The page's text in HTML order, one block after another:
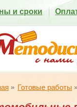
и сроки
Готовые работы